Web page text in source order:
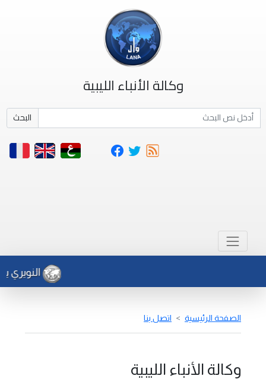
وكالة الأنباء الليبية
البحث
النويري
الصفحة الرئيسية اتصل بنا
وكالة الأنباء الليبية